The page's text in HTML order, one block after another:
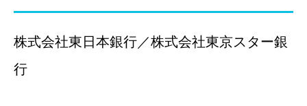
株式会社東日本銀行／株式会社東京スター銀
行